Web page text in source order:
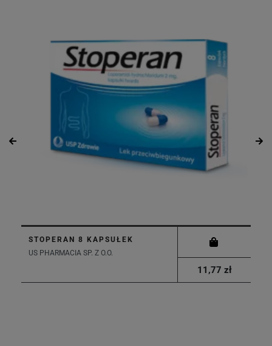
STOPERAN 8 KAPSUŁEK
US PHARMACIA SP. Z O.O.
11,77 zł